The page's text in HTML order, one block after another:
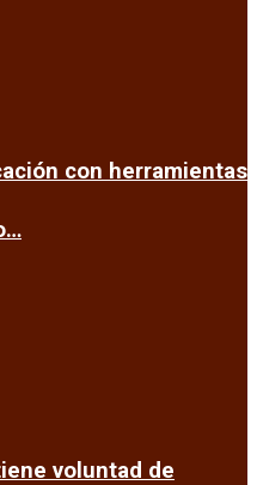
con herramientas
voluntad de